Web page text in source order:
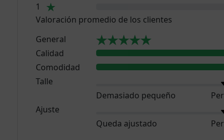
1
Valoración promedio de los clientes
General
Calidad
Comodidad
Talle
Demasiado pequeño
Ajuste
Queda ajustado